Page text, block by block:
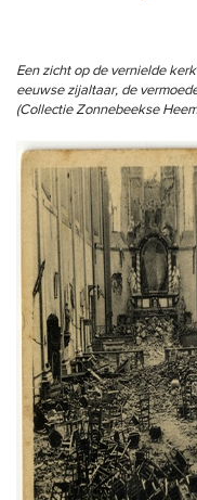
Een zicht op de vernielde
eeuwse zijaltaar, de
(Collectie Zonnebeekse